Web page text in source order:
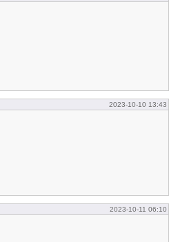
2023-10-10 13:43
2023-10-11 06:10